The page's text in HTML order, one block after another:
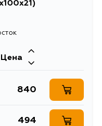
Цена
840
494